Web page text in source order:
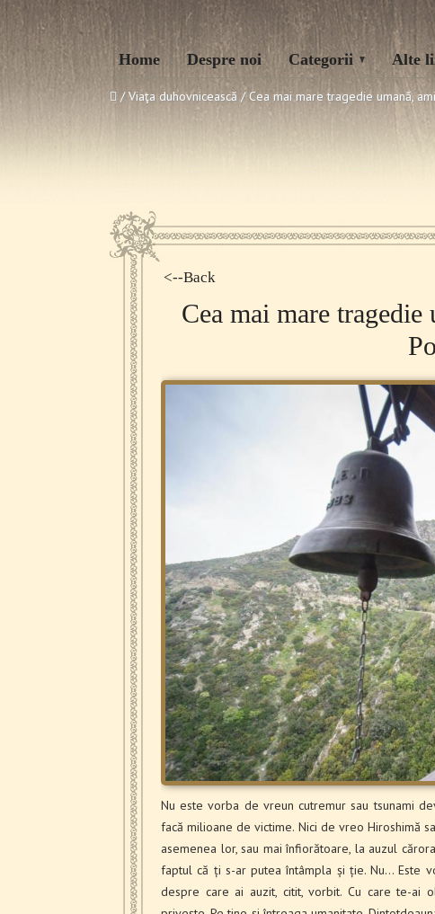
Home Despre noi Categorii Alte
/ Viaţa duhovnicească /Cea mai mare tragedie umană,
<--Back
Cea mai mare
Nu este vorba de vreun cutremur sau tsunami
facă milioane de victime. Nici de vreo Hiroshimă
asemenea lor, sau mai înfiorătoare, la auzul
faptul că ți s-ar putea întâmpla și ție. Nu… Este
despre care ai auzit, citit, vorbit. Cu care te-ai